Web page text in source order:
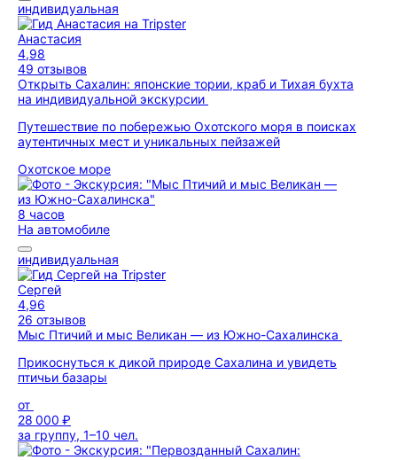
индивидуальная
Анастасия
4,98
49 отзывов
Открыть Сахалин: японские тории, краб и Тихая бухта
на индивидуальной экскурсии
Путешествие по побережью Охотского моря в поисках
аутентичных мест и уникальных пейзажей
Охотское море
8 часов
На автомобиле
индивидуальная
Сергей
4,96
26 отзывов
Мыс Птичий и мыс Великан — из Южно-Сахалинска
Прикоснуться к дикой природе Сахалина и увидеть
птичьи базары
от
28 000 ₽
за группу, 1–10 чел.